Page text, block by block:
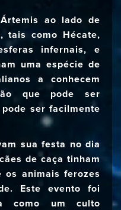
ao lado de
tais como Hécate,
infernais, e
uma espécie de
a conhecem
que pode ser
ser facilmente
sua festa no dia
de caça tinham
os animais ferozes
Este evento foi
como um culto